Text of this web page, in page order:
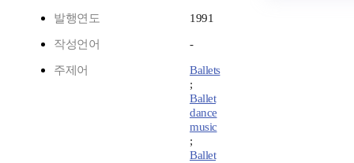
발행연도 1991
작성언어 -
주제어
Ballets
;
Ballet
dance
music
;
Ballet